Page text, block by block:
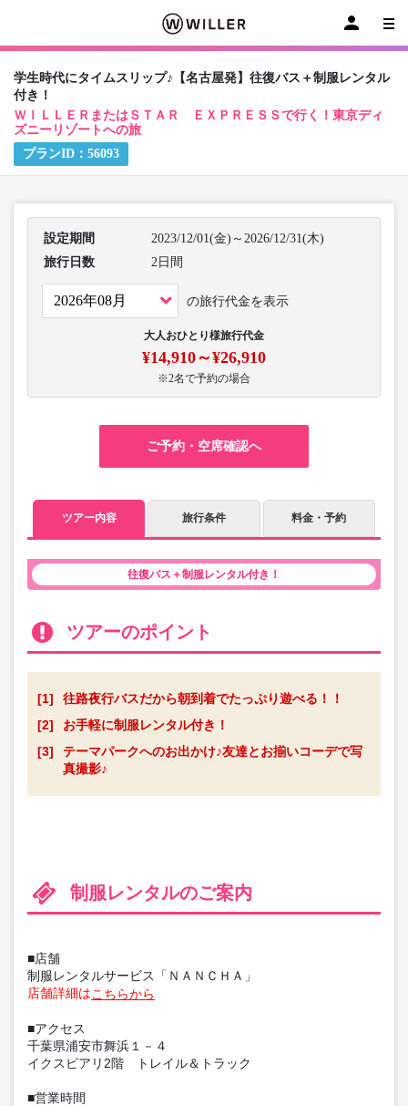
学生時代にタイムスリップ♪【名古屋発】往復バス＋制服レンタル
付き！
ＷＩＬＬＥＲまたはＳＴＡＲ ＥＸＰＲＥＳＳで行く！東京ディ
ズニーリゾートへの旅
プランID： 56093
設定期間
2023/12/01(金)～2026/12/31(木)
旅行日数
2日間
の旅行代金を表示
大人おひとり様旅行代金
¥14,910～¥26,910
※2名で予約の場合
ご予約・空席確認へ
ツアー内容 旅行条件 料金・予約
往復バス＋制服レンタル付き！
ツアーのポイント
[1]
往路夜行バスだから朝到着でたっぷり遊べる！！
[2]
お手軽に制服レンタル付き！
[3]
テーマパークへのお出かけ♪友達とお揃いコーデで写
真撮影♪
制服レンタルのご案内
■店舗
制服レンタルサービス「ＮＡＮＣＨＡ」
店舗詳細はこちらから
■アクセス
千葉県浦安市舞浜１－４
イクスピアリ2階 トレイル＆トラック
■営業時間